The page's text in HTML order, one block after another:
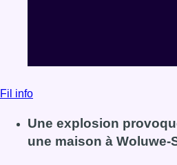
Fil info
Une explosion
une maison à Woluwe-